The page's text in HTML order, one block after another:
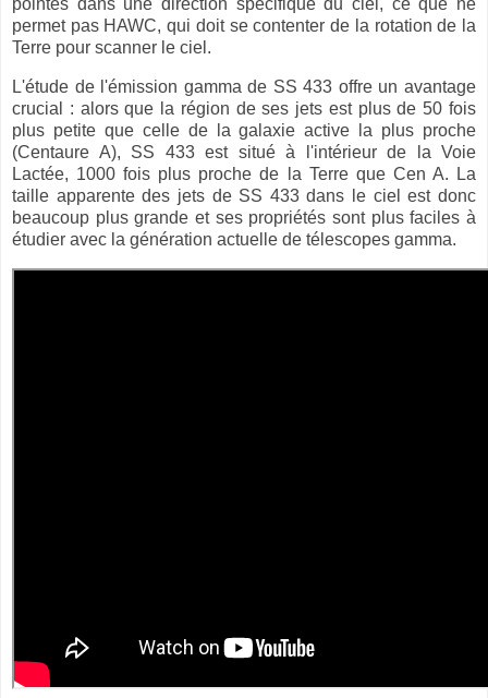
pointés dans une direction spécifique du ciel, ce que ne
permet pas HAWC, qui doit se contenter de la rotation de la
Terre pour scanner le ciel.
L'étude de l'émission gamma de SS 433 offre un avantage
crucial : alors que la région de ses jets est plus de 50 fois
plus petite que celle de la galaxie active la plus proche
(Centaure A), SS 433 est situé à l'intérieur de la Voie
Lactée, 1000 fois plus proche de la Terre que Cen A. La
taille apparente des jets de SS 433 dans le ciel est donc
beaucoup plus grande et ses propriétés sont plus faciles à
étudier avec la génération actuelle de télescopes gamma.